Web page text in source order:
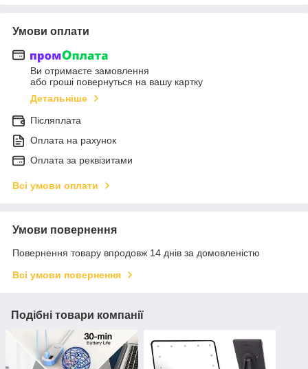
Умови оплати
Ви отримаєте замовлення
або гроші повернуться на вашу картку
Детальніше
Післяплата
Оплата на рахунок
Оплата за реквізитами
Всі умови оплати
Умови повернення
Повернення товару впродовж 14 днів за домовленістю
Всі умови повернення
Подібні товари компанії